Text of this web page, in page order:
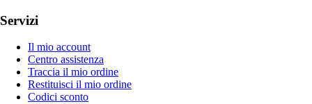
Servizi
Il mio account
Centro assistenza
Traccia il mio ordine
Restituisci il mio ordine
Codici sconto